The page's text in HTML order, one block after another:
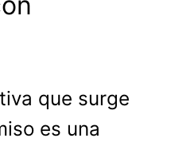
que surge
es una